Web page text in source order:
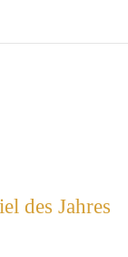
des Jahres